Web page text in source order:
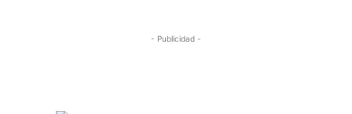
- Publicidad -